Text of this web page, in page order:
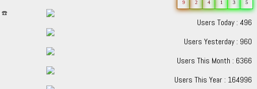
☎️
9 2 4 1 3 5
Users Today : 496
Users Yesterday : 960
Users This Month : 6366
Users This Year : 164996